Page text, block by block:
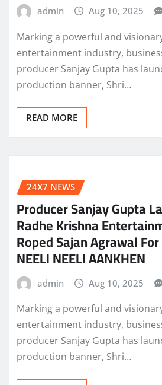
admin Aug 10, 2025
Marking a powerful and
entertainment industry,
producer Sanjay Gupta has
production banner, Shri…
READ MORE
24X7 NEWS
Producer Sanjay Gupta
Radhe Krishna
Roped Sajan Agrawal
NEELI NEELI AANKHEN
admin Aug 10, 2025
Marking a powerful and
entertainment industry,
producer Sanjay Gupta has
production banner, Shri…